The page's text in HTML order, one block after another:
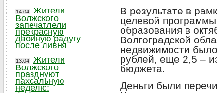
В результате в
целевой
образования в
Волгоградской
недвижимости
рублей, еще 2,5 –
бюджета.
Деньги были
14.04
Жители
Волжского
запечатлели
прекрасную
двойную радугу
после ливня
13.04
Жители
Волжского
празднуют
пахсальную
неделю: